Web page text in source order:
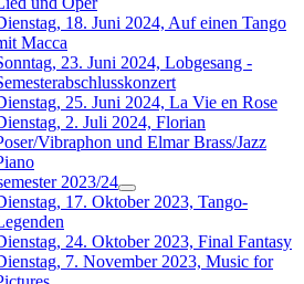
18. Juni 2024, Auf einen Tango
Macca
23. Juni 2024, Lobgesang -
25. Juni 2024, La Vie en Rose
2. Juli 2024, Florian
Vibraphon und Elmar Brass/Jazz
2023/24
17. Oktober 2023, Tango-
24. Oktober 2023, Final Fantasy
7. November 2023, Music for